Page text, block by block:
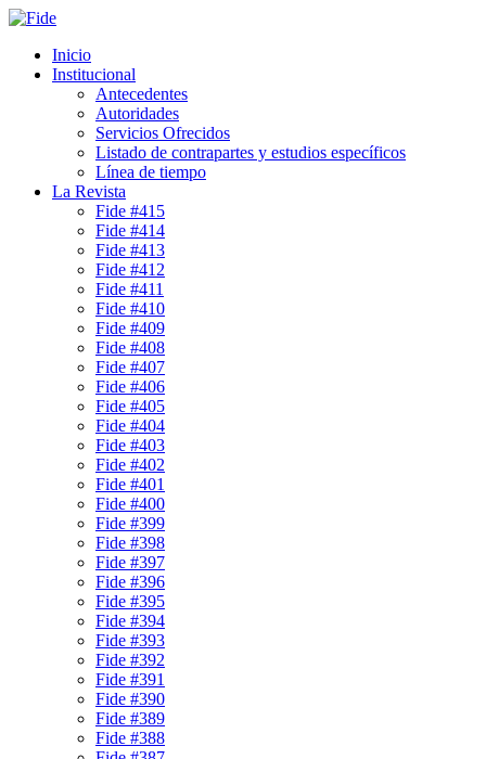
Inicio
Institucional
Antecedentes
Autoridades
Servicios Ofrecidos
Listado de contrapartes y estudios específicos
Línea de tiempo
La Revista
Fide #415
Fide #414
Fide #413
Fide #412
Fide #411
Fide #410
Fide #409
Fide #408
Fide #407
Fide #406
Fide #405
Fide #404
Fide #403
Fide #402
Fide #401
Fide #400
Fide #399
Fide #398
Fide #397
Fide #396
Fide #395
Fide #394
Fide #393
Fide #392
Fide #391
Fide #390
Fide #389
Fide #388